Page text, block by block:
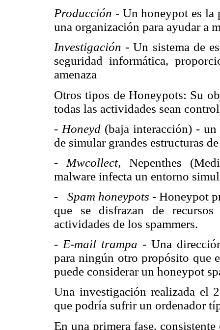
Producción - Un honeypot es la
una organización para ayudar a
Investigación -Un sistema de
seguridad informática,
amenaza
Otros tipos de Honeypots: Su
todas las actividades sean
- Honeyd (baja interacción) -
de simular grandes estructuras
- Mwcollect, Nepenthes
malware infecta un entorno
- Spam honeypots -Honeypot
que se disfrazan de
actividades de los spammers.
- E-mail trampa - Una
para ningún otro propósito que
puede considerar un honeypot
Una investigación realizada el
que podría sufrir un ordenador
En una primera fase,